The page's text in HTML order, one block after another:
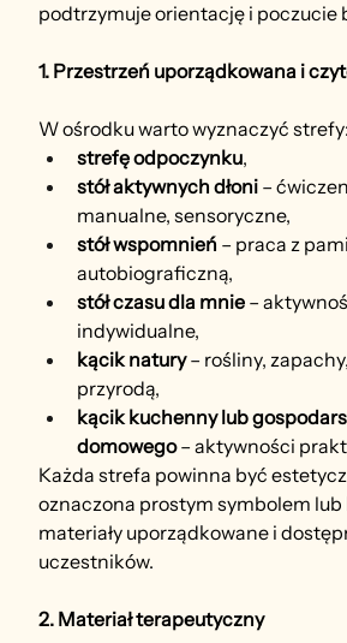
podtrzymuje orientację i poczucie
1. Przestrzeń uporządkowana i
W ośrodku warto wyznaczyć strefy:
strefę odpoczynku,
stół aktywnych dłoni –
manualne, sensoryczne,
stół wspomnień – praca z
autobiograficzną,
stół czasu dla mnie –
indywidualne,
kącik natury – rośliny,
przyrodą,
kącik kuchenny lub
domowego – aktywności
Każda strefa powinna być
oznaczona prostym symbolem lub
materiały uporządkowane i
uczestników.
2. Materiał terapeutyczny